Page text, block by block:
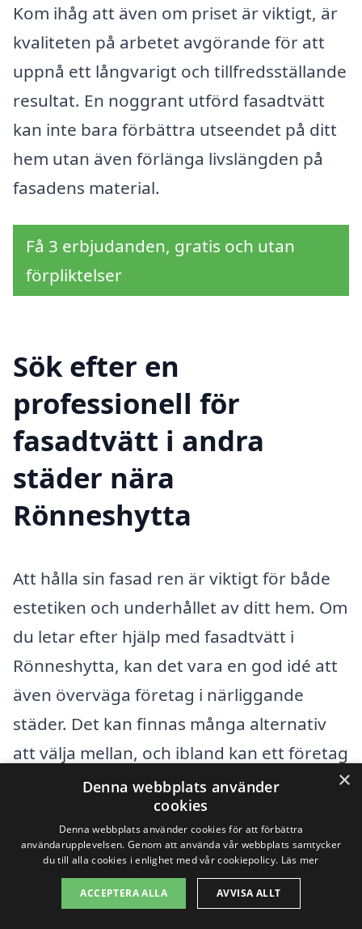
Kom ihåg att även om priset är viktigt, är
kvaliteten på arbetet avgörande för att
uppnå ett långvarigt och tillfredsställande
resultat. En noggrant utförd fasadtvätt
kan inte bara förbättra utseendet på ditt
hem utan även förlänga livslängden på
fasadens material.
Få 3 erbjudanden, gratis och utan
förpliktelser
Sök efter en
professionell för
fasadtvätt i andra
städer nära
Rönneshytta
Att hålla sin fasad ren är viktigt för både
estetiken och underhållet av ditt hem. Om
du letar efter hjälp med fasadtvätt i
Rönneshytta, kan det vara en god idé att
även överväga företag i närliggande
städer. Det kan finnas många alternativ
att välja mellan, och ibland kan ett företag
som är baserat i en angränsande stad
erbjuda både bättre priser och
tillgänglighet. Här är några närliggande
städer där du kan hitta professionella
tjänster för fasadtvätt:
×
Denna webbplats använder
cookies
Denna webbplats använder cookies för att förbättra
användarupplevelsen. Genom att använda vår webbplats samtycker
du till alla cookies i enlighet med vår cookiepolicy. Läs mer
ACCEPTERA ALLA AVVISA ALLT